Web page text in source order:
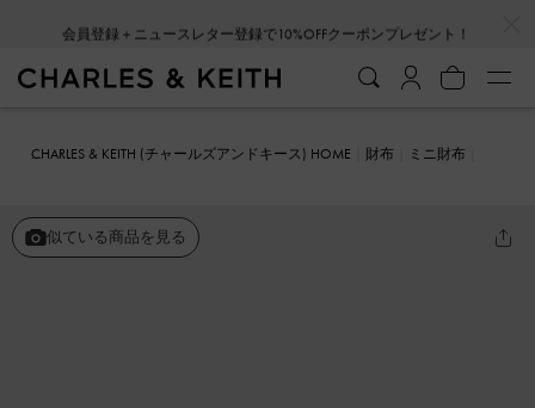
会員登録＋ニュースレター登録で10%OFFクーポンプレゼント！
CHARLES & KEITH (チャールズアンドキース) HOME 財布
ミニ財布
似ている商品を見る